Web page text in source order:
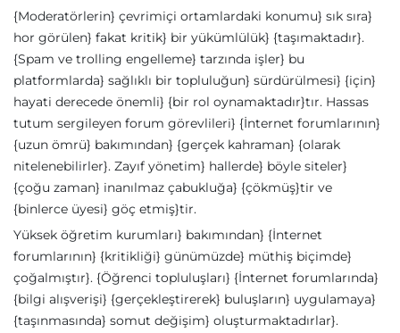
{Moderatörlerin} çevrimiçi ortamlardaki konumu} sık sıra}
hor görülen} fakat kritik} bir yükümlülük} {taşımaktadır}.
{Spam ve trolling engelleme} tarzında işler} bu
platformlarda} sağlıklı bir topluluğun} sürdürülmesi} {için}
hayati derecede önemli} {bir rol oynamaktadır}tır. Hassas
tutum sergileyen forum görevlileri} {İnternet forumlarının}
{uzun ömrü} bakımından} {gerçek kahraman} {olarak
nitelenebilirler}. Zayıf yönetim} hallerde} böyle siteler}
{çoğu zaman} inanılmaz çabukluğa} {çökmüş}tir ve
{binlerce üyesi} göç etmiş}tir.
Yüksek öğretim kurumları} bakımından} {İnternet
forumlarının} {kritikliği} günümüzde} müthiş biçimde}
çoğalmıştır}. {Öğrenci topluluşları} {İnternet forumlarında}
{bilgi alışverişi} {gerçekleştirerek} buluşların} uygulamaya}
{taşınmasında} somut değişim} oluşturmaktadırlar}.